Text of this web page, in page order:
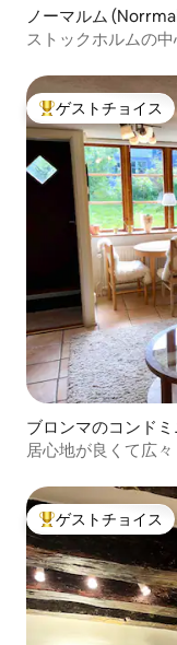
ノーマルム
ストックホルムの
大好評のゲストチ
ゲストチョイス
ブロンマのコンド
居心地が良くて広
大好評のゲストチ
ゲストチョイス